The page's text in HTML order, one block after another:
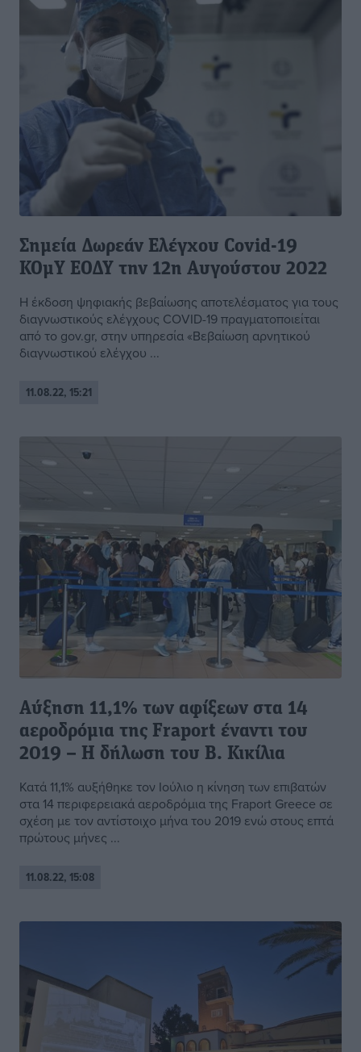
Σημεία Δωρεάν Ελέγχου Covid-19
ΚΟμΥ ΕΟΔΥ την 12η Αυγούστου 2022
Η έκδοση ψηφιακής βεβαίωσης αποτελέσματος για τους
διαγνωστικούς ελέγχους COVID-19 πραγματοποιείται
από το gov.gr, στην υπηρεσία «Βεβαίωση αρνητικού
διαγνωστικού ελέγχου ...
11.08.22, 15:21
Αύξηση 11,1% των αφίξεων στα 14
αεροδρόμια της Fraport έναντι του
2019 – Η δήλωση του Β. Κικίλια
Κατά 11,1% αυξήθηκε τον Ιούλιο η κίνηση των επιβατών
στα 14 περιφερειακά αεροδρόμια της Fraport Greece σε
σχέση με τον αντίστοιχο μήνα του 2019 ενώ στους επτά
πρώτους μήνες ...
11.08.22, 15:08